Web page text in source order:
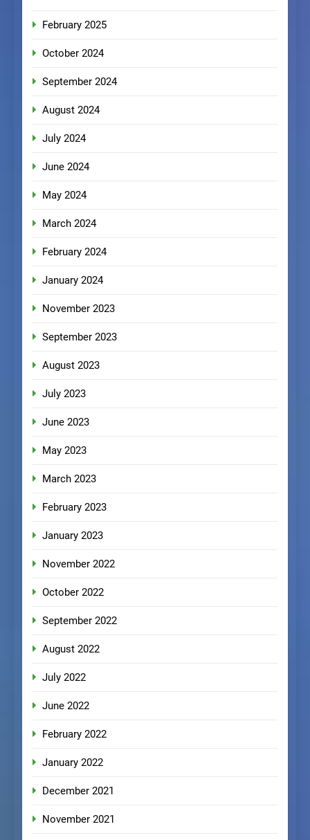
February 2025
October 2024
September 2024
August 2024
July 2024
June 2024
May 2024
March 2024
February 2024
January 2024
November 2023
September 2023
August 2023
July 2023
June 2023
May 2023
March 2023
February 2023
January 2023
November 2022
October 2022
September 2022
August 2022
July 2022
June 2022
February 2022
January 2022
December 2021
November 2021